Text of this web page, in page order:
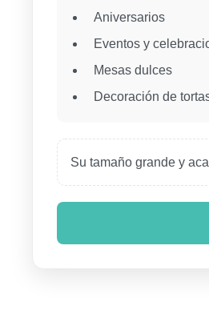
Aniversarios
Eventos y
Mesas dulces
Decoración de
Su tamaño grande y